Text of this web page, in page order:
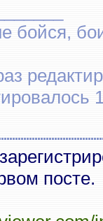
бойся,
посте.